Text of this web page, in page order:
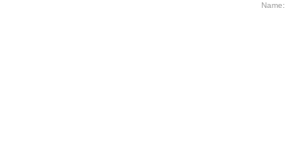
Name: